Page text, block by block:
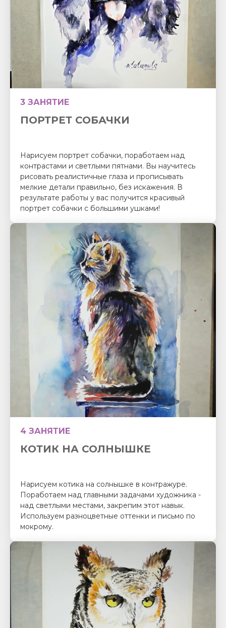
3 ЗАНЯТИЕ
ПОРТРЕТ СОБАЧКИ
Нарисуем портрет собачки, поработаем над
контрастами и светлыми пятнами. Вы научитесь
рисовать реалистичные глаза и прописывать
мелкие детали правильно, без искажения. В
результате работы у вас получится красивый
портрет собачки с большими ушками!
4 ЗАНЯТИЕ
КОТИК НА СОЛНЫШКЕ
Нарисуем котика на солнышке в контражуре.
Поработаем над главными задачами художника -
над светлыми местами, закрепим этот навык.
Используем разноцветные оттенки и письмо по
мокрому.